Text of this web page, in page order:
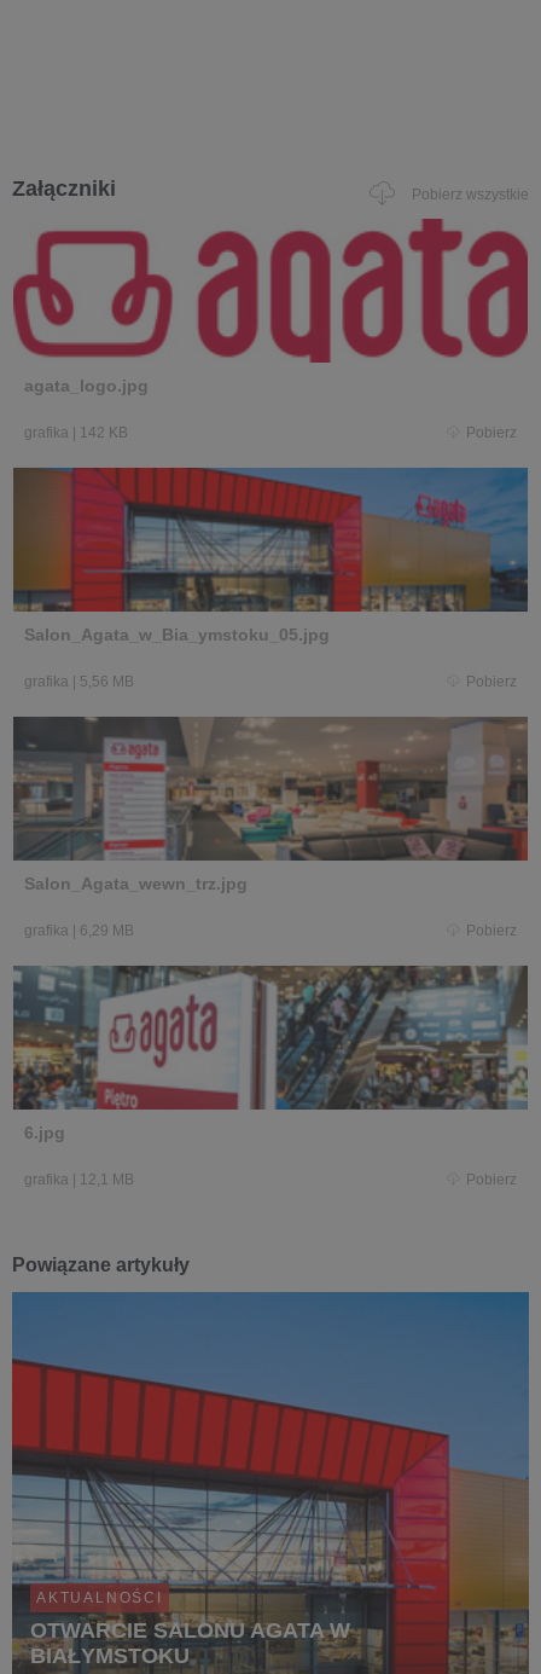
Załączniki Pobierz wszystkie
agata_logo.jpg
grafika 142 KB Pobierz
Salon_Agata_w_Bia_ymstoku_05.jpg
grafika 5,56 MB Pobierz
Salon_Agata_wewn_trz.jpg
grafika 6,29 MB Pobierz
6.jpg
grafika 12,1 MB Pobierz
Powiązane artykuły
AKTUALNOŚCI
OTWARCIE SALONU AGATA W
BIAŁYMSTOKU